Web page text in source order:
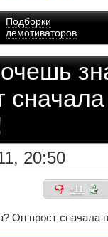
Подборки
демотиваторов
20:50
+11
Он прост сначала